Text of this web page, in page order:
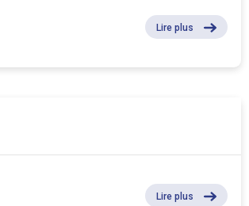
Lire plus
Lire plus